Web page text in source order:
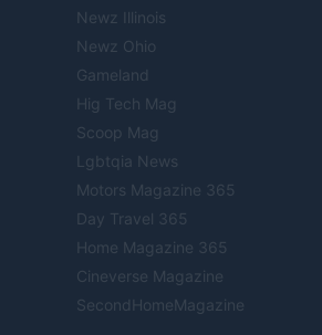
Newz Illinois
Newz Ohio
Gameland
Hig Tech Mag
Scoop Mag
Lgbtqia News
Motors Magazine 365
Day Travel 365
Home Magazine 365
Cineverse Magazine
SecondHomeMagazine